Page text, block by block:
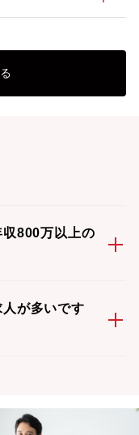
800万以上の
が多いです